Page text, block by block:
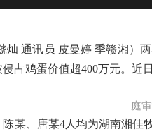
灿 通讯员 皮曼婷 季赣湘）
占鸡蛋价值超400万元。
庭
某、唐某4人均为湖南湘佳